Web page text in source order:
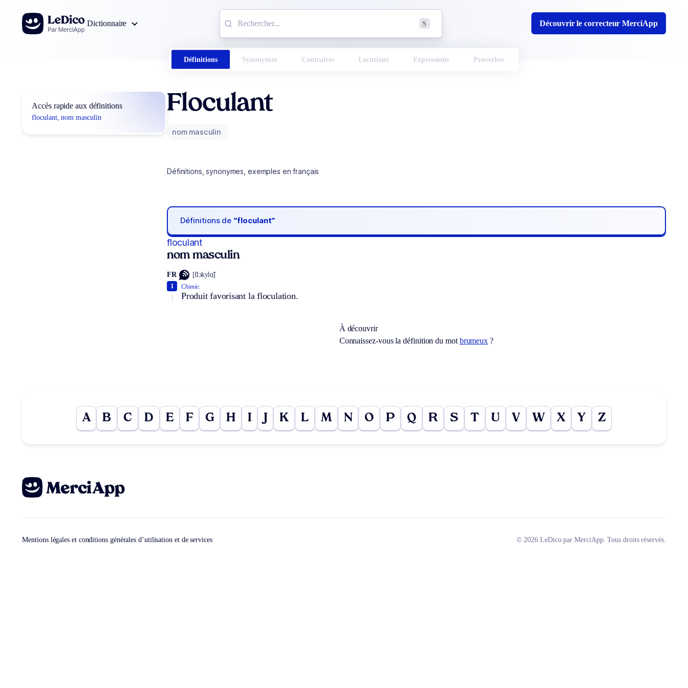
Aller au contenu
Dictionnaire
S Découvrir le correcteur MerciApp
Définitions Synonymes Contraires Locutions Expressions Proverbes
Accès rapide aux définitions
floculant, nom masculin
Floculant
nom masculin
Définitions, synonymes, exemples en français
Définitions de “floculant“
floculant
nom masculin
FR [flɔkylɑ̃]
Chimie.
Produit favorisant la floculation.
1
À découvrir
Connaissez-vous la définition du mot brumeux ?
A B C D E F G H I K L M N O P Q R S T U V W X Y Z
Mentions légales et conditions générales d’utilisation et de services © 2026 LeDico par MerciApp. Tous droits réservés.